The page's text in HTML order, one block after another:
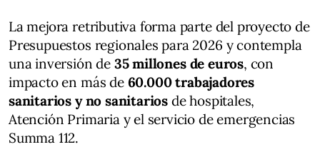
La mejora retributiva forma parte del proyecto de
Presupuestos regionales para 2026 y contempla
una inversión de 35 millones de euros, con
impacto en más de 60.000 trabajadores
sanitarios y no sanitarios de hospitales,
Atención Primaria y el servicio de emergencias
Summa 112.